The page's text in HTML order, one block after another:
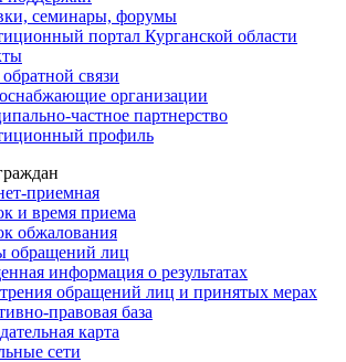
семинары, форумы
портал Курганской области
связи
организации
частное партнерство
профиль
приемная
и время приема
обжалования
обращений лиц
информация о результатах
обращений лиц и принятых мерах
правовая база
карта
сети